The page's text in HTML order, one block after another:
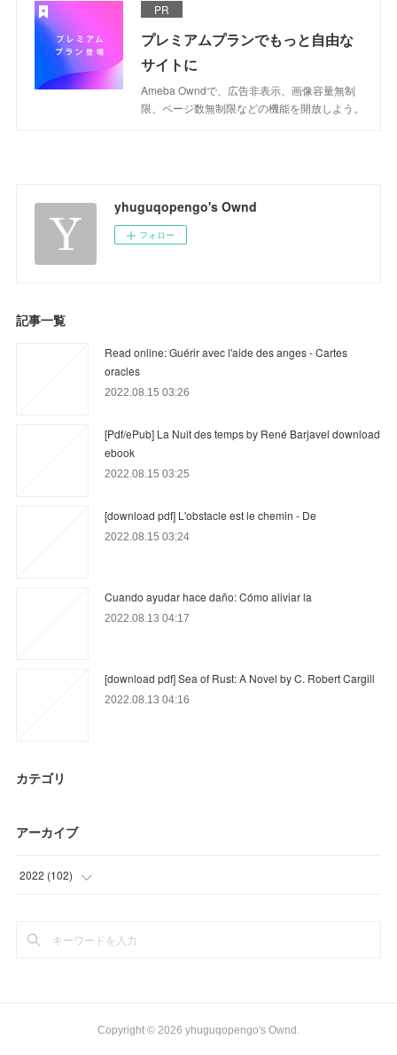
PR
プレミアムプランでもっと自由な
サイトに
Ameba Owndで、広告非表示、画像容量無制
限、ページ数無制限などの機能を開放しよう。
yhuguqopengo's Ownd
フォロー
記事一覧
Read online: Guérir avec l'aide des anges - Cartes
oracles
2022.08.15 03:26
[Pdf/ePub] La Nuit des temps by René Barjavel download
ebook
2022.08.15 03:25
[download pdf] L'obstacle est le chemin - De
2022.08.15 03:24
Cuando ayudar hace daño: Cómo aliviar la
2022.08.13 04:17
[download pdf] Sea of Rust: A Novel by C. Robert Cargill
2022.08.13 04:16
カテゴリ
アーカイブ
2022 (102)
(
Copyright © 2026 yhuguqopengo's Ownd .